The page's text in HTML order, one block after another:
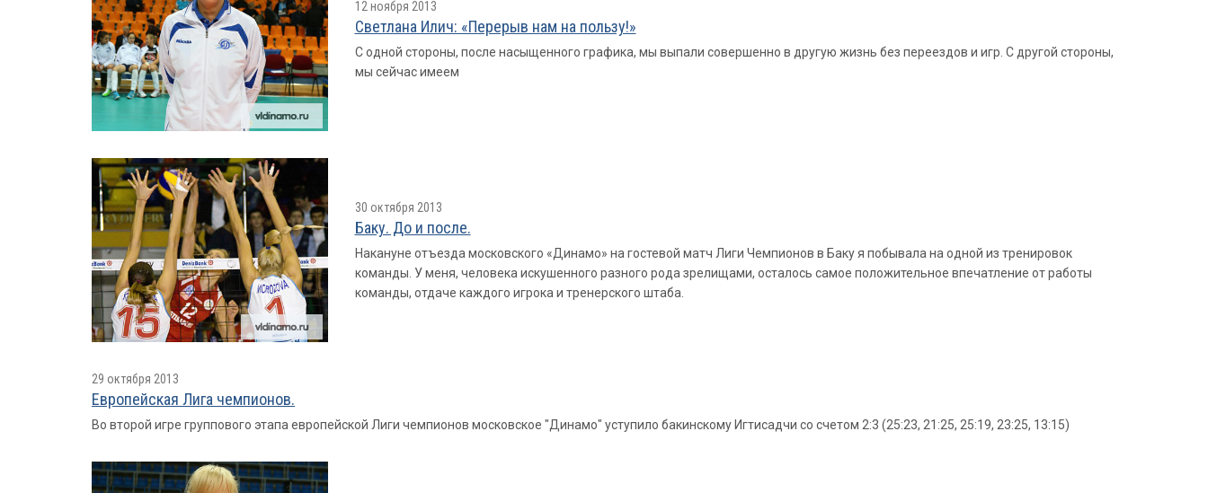
12 ноября 2013
Светлана Илич: «Перерыв нам на пользу!»
С одной стороны, после насыщенного графика, мы выпали совершенно в другую жизнь без переездов и игр. С другой стороны,
мы сейчас имеем
30 октября 2013
Баку. До и после.
Накануне отъезда московского «Динамо» на гостевой матч Лиги Чемпионов в Баку я побывала на одной из тренировок
команды. У меня, человека искушенного разного рода зрелищами, осталось самое положительное впечатление от работы
команды, отдаче каждого игрока и тренерского штаба.
29 октября 2013
Европейская Лига чемпионов.
Во второй игре группового этапа европейской Лиги чемпионов московское "Динамо" уступило бакинскому Игтисадчи со счетом 2:3 (25:23, 21:25, 25:19, 23:25, 13:15)